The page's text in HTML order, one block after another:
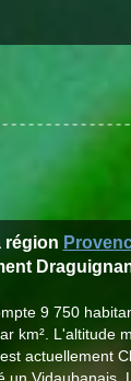
région
9 750
km². L'altitude
actuellement